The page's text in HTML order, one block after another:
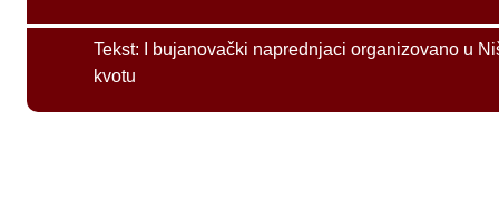
Tekst:
I bujanovački naprednjaci organizovano u
kvotu